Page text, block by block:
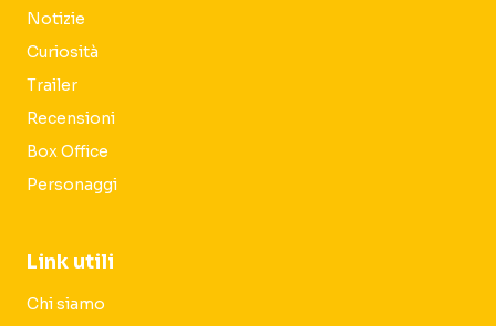
Notizie
Curiosità
Trailer
Recensioni
Box Office
Personaggi
Link utili
Chi siamo